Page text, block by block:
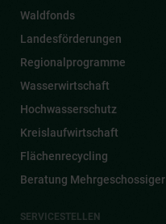
Waldfonds
Landesförderungen
Regionalprogramme
Wasserwirtschaft
Hochwasserschutz
Kreislaufwirtschaft
Flächenrecycling
Beratung
SERVICESTELLEN